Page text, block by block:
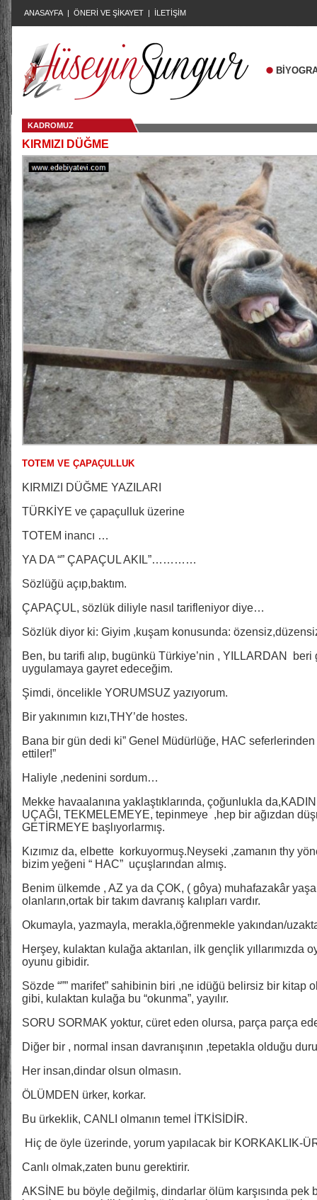
ANASAYFA | ÖNERİ VE ŞİKAYET | İLETİŞİM
KADROMUZ
KIRMIZI DÜĞME
TOTEM VE ÇAPAÇULLUK
KIRMIZI DÜĞME YAZILARI
TÜRKİYE ve çapaçulluk üzerine
TOTEM inancı …
YA DA “” ÇAPAÇUL AKIL”…………
Sözlüğü açıp,baktım.
ÇAPAÇUL, sözlük diliyle nasıl tarifleniyor diye…
Sözlük diyor ki: Giyim ,kuşam konusunda:
Ben, bu tarifi alıp, bugünkü Türkiye’nin , YILLARDAN beri
uygulamaya gayret edeceğim.
Şimdi, öncelikle YORUMSUZ yazıyorum.
Bir yakınımın kızı,THY’de hostes.
Bana bir gün dedi ki” Genel Müdürlüğe, HAC
ettiler!”
Haliyle ,nedenini sordum…
Mekke havaalanına yaklaştıklarında, çoğunlukla
UÇAĞI, TEKMELEMEYE, tepinmeye ,hep bir ağızdan
GETİRMEYE başlıyorlarmış.
Kızımız da, elbette korkuyormuş.Neyseki ,zamanın thy
bizim yeğeni “ HAC” uçuşlarından almış.
Benim ülkemde , AZ ya da ÇOK, ( gôya) muhafazakâr
olanların,ortak bir takım davranış kalıpları vardır.
Okumayla, yazmayla, merakla,öğrenmekle yakından/
Herşey, kulaktan kulağa aktarılan, ilk gençlik yıllarımızda
oyunu gibidir.
Sözde “”” marifet” sahibinin biri ,ne idüğü belirsiz bir kitap
gibi, kulaktan kulağa bu “okunma”, yayılır.
SORU SORMAK yoktur, cüret eden olursa, parça parça
Diğer bir , normal insan davranışının ,tepetakla olduğu
Her insan,dindar olsun olmasın.
ÖLÜMDEN ürker, korkar.
Bu ürkeklik, CANLI olmanın temel İTKİSİDİR.
Hiç de öyle üzerinde, yorum yapılacak bir KORKAKLIK-
Canlı olmak,zaten bunu gerektirir.
AKSİNE bu böyle değilmiş, dindarlar ölüm karşısında